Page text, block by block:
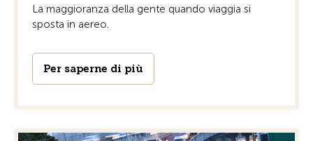
La maggioranza della gente quando viaggia si
sposta in aereo.
Per saperne di più